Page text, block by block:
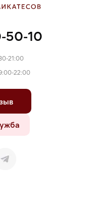
50-10
21:00
22:00